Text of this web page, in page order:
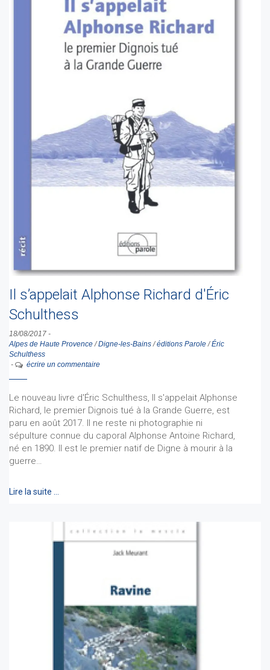
Il s’appelait Alphonse Richard d'Éric
Schulthess
18/08/2017 -
Alpes de Haute Provence/Digne-les-Bains/éditions Parole/Éric
Schulthess
-
écrire un commentaire
Le nouveau livre d'Éric Schulthess, Il s'appelait Alphonse
Richard, le premier Dignois tué à la Grande Guerre, est
paru en août 2017. Il ne reste ni photographie ni
sépulture connue du caporal Alphonse Antoine Richard,
né en 1890. Il est le premier natif de Digne à mourir à la
guerre…
Lire la suite …